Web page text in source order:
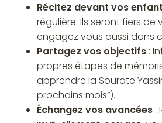
Récitez devant vos
régulière. Ils seront fiers de
engagez vous aussi dans
Partagez vos objectifs :
propres étapes de
apprendre la Sourate
prochains mois”).
Échangez vos avancées :